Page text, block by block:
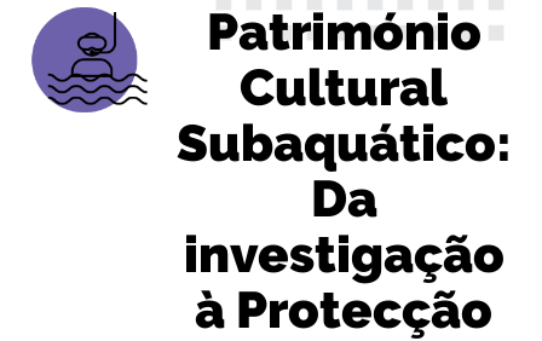
Património
Cultural
Subaquático:
Da
investigação
à Protecção